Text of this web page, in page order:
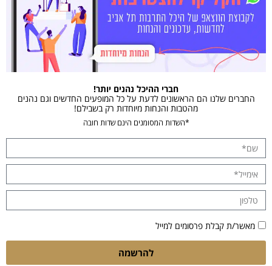
חברי ההיכל נהנים יותר!
החברים שלנו הם הראשונים לדעת על כל המופעים החדשים וגם נהנים
מהטבות והנחות מיוחדות רק בשבילם!
*השדות המסומנים הינם שדות חובה
מאשר/ת קבלת פרסומים למייל
להרשמה